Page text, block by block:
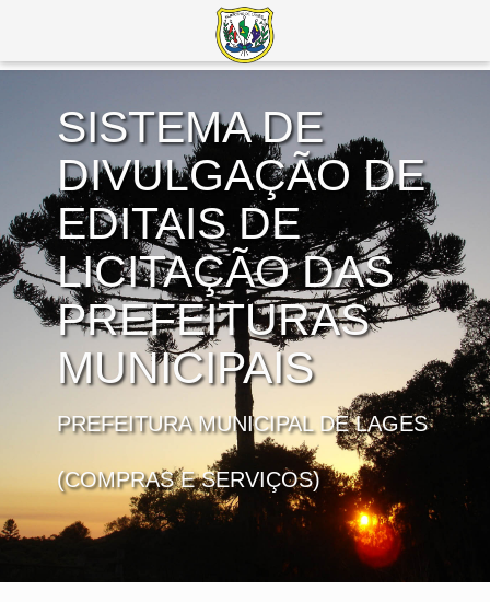
SISTEMA DE
DIVULGAÇÃO DE
EDITAIS DE
LICITAÇÃO DAS
PREFEITURAS
MUNICIPAIS
PREFEITURA MUNICIPAL DE LAGES
(COMPRAS E SERVIÇOS)